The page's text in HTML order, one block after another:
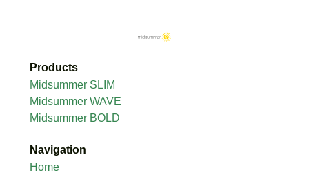
Products
Midsummer SLIM
Midsummer WAVE
Midsummer BOLD
Navigation
Home